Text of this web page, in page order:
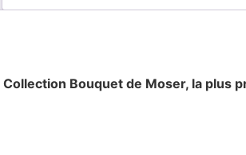
Bouquet de Moser, la plus